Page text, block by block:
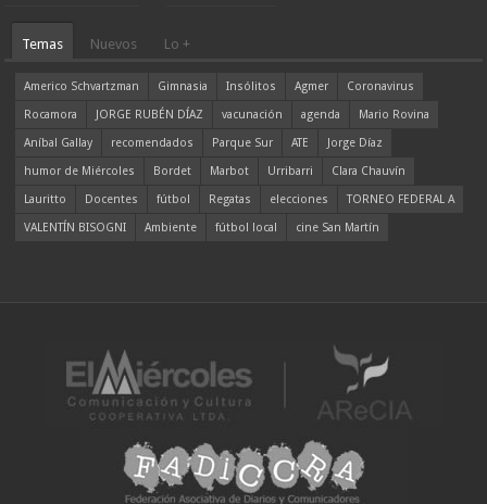
Temas Nuevos Lo +
Americo Schvartzman Gimnasia Insólitos Agmer
Coronavirus
Rocamora
JORGE RUBÉN DÍAZ vacunación agenda
Mario Rovina
Aníbal Gallay
recomendados Parque Sur ATE
Jorge Díaz
humor de Miércoles
Bordet Marbot Urribarri
Clara Chauvín
Lauritto
Docentes fútbol Regatas elecciones
TORNEO FEDERAL A
VALENTÍN BISOGNI
Ambiente fútbol local cine San Martín